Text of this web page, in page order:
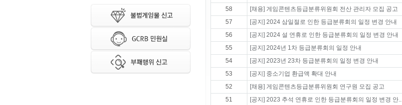
58
[채용] 게임콘텐츠등급분류위원회 전산 관리자 모집 공고
57
[공지] 2024 삼일절로 인한 등급분류회의 일정 변경 안내
56
[공지] 2024 설 연휴로 인한 등급분류회의 일정 변경 안내
55
[공지] 2024년 1차 등급분류회의 일정 안내
54
[공지] 2023년 23차 등급분류회의 일정 변경 안내
53
[공지] 중소기업 환급액 확대 안내
52
[채용] 게임콘텐츠등급분류위원회 연구원 모집 공고
51
[공지] 2023 추석 연휴로 인한 등급분류회의 일정 변경 안..